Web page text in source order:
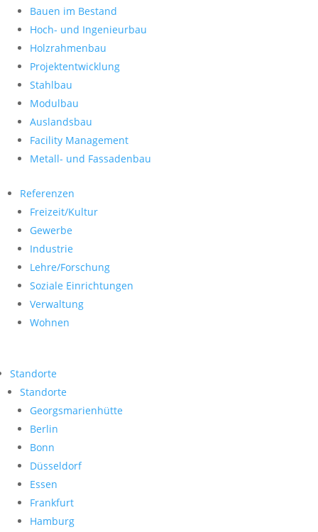
Bauen im Bestand
Hoch- und Ingenieurbau
Holzrahmenbau
Projektentwicklung
Stahlbau
Modulbau
Auslandsbau
Facility Management
Metall- und Fassadenbau
Referenzen
Freizeit/Kultur
Gewerbe
Industrie
Lehre/Forschung
Soziale Einrichtungen
Verwaltung
Wohnen
Standorte
Standorte
Georgsmarienhütte
Berlin
Bonn
Düsseldorf
Essen
Frankfurt
Hamburg